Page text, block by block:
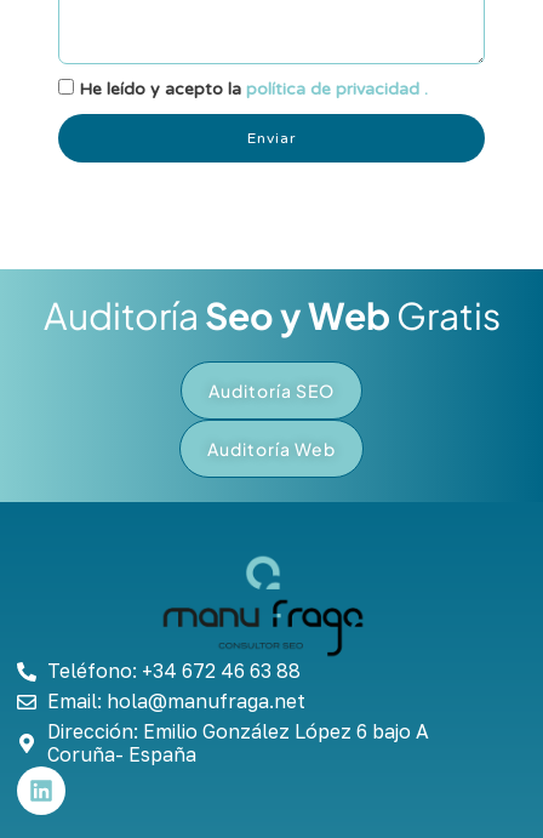
He leído y acepto la política de privacidad .
Enviar
Auditoría Seo y Web Gratis
Auditoría SEO
Auditoría Web
Teléfono: +34 672 46 63 88
Email: hola@manufraga.net
Dirección: Emilio González López 6 bajo A
Coruña- España
L
i